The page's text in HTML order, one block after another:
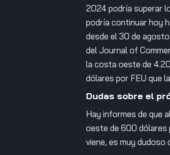
2024 podría superar
podría continuar hoy
desde el 30 de
del Journal of
la costa oeste de
dólares por FEU que
Dudas sobre el
Hay informes de que
oeste de 600 dólares
viene, es muy dudoso